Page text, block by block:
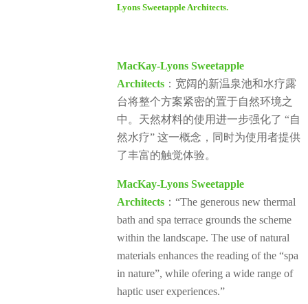
Lyons Sweetapple Architects.
MacKay-Lyons Sweetapple
Architects ：宽阔的新温泉池和水疗露
台将整个方案紧密的置于自然环境之
中。天然材料的使用进一步强化了 “自
然水疗” 这一概念，同时为使用者提供
了丰富的触觉体验。
MacKay-Lyons Sweetapple
Architects ：“The generous new thermal
bath and spa terrace grounds the scheme
within the landscape. The use of natural
materials enhances the reading of the “spa
in nature”, while ofering a wide range of
haptic user experiences.”